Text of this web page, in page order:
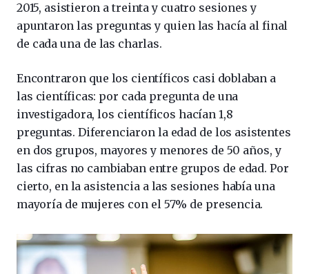
2015, asistieron a treinta y cuatro sesiones y
apuntaron las preguntas y quien las hacía al final
de cada una de las charlas.
Encontraron que los científicos casi doblaban a
las científicas: por cada pregunta de una
investigadora, los científicos hacían 1,8
preguntas. Diferenciaron la edad de los asistentes
en dos grupos, mayores y menores de 50 años, y
las cifras no cambiaban entre grupos de edad. Por
cierto, en la asistencia a las sesiones había una
mayoría de mujeres con el 57% de presencia.